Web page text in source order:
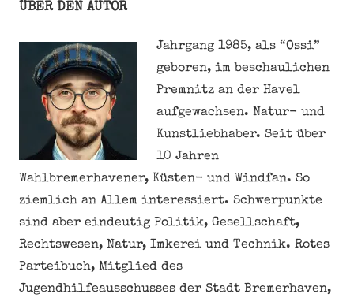
ÜBER DEN AUTOR
Jahrgang 1985, als “Ossi”
geboren, im beschaulichen
Premnitz an der Havel
aufgewachsen. Natur- und
Kunstliebhaber. Seit über
10 Jahren
Wahlbremerhavener, Küsten- und Windfan. So
ziemlich an Allem interessiert. Schwerpunkte
sind aber eindeutig Politik, Gesellschaft,
Rechtswesen, Natur, Imkerei und Technik. Rotes
Parteibuch, Mitglied des
Jugendhilfeausschusses der Stadt Bremerhaven,